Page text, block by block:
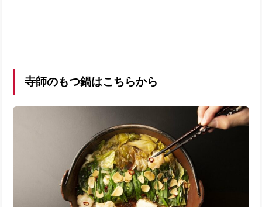
寺師のもつ鍋はこちらから